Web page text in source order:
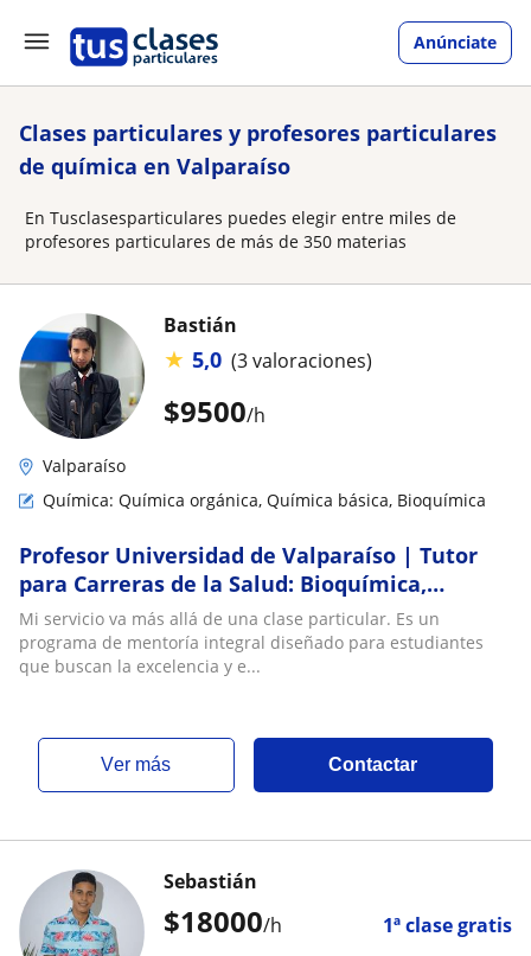
Anúnciate
Clases particulares y profesores particulares
de química en Valparaíso
En Tusclasesparticulares puedes elegir entre miles de
profesores particulares de más de 350 materias
$9500/h
Bastián
★ 5,0 (3 valoraciones)
Valparaíso
Química: Química orgánica, Química básica, Bioquímica
Profesor Universidad de Valparaíso | Tutor
para Carreras de la Salud: Bioquímica,
Química Orgánica, Farmacología, Fisiología,
Fisiopatología | Vasta experiencia en TEA y
TDA/H
Mi servicio va más allá de una clase particular. Es un
programa de mentoría integral diseñado para estudiantes
que buscan la excelencia y e...
ver más Contactar
$18000/h 1ª clase gratis
Sebastián